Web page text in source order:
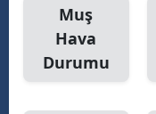
Muş
Hava
Durumu